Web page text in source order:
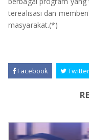
terealisasi dan
masyarakat.(*)
Facebook Twitter